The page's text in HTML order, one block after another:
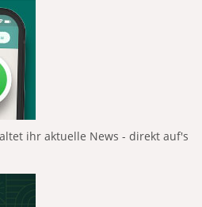
ihr aktuelle News - direkt auf's